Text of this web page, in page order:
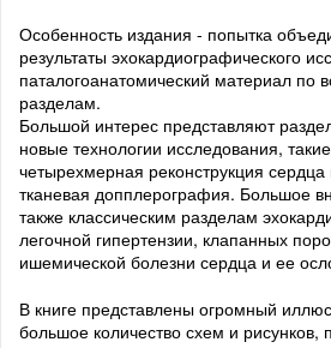
Особенность издания - попытка
результаты эхокардиографического
паталогоанатомический материал по
разделам.
Большой интерес представляют
новые технологии исследования,
четырехмерная реконструкция
тканевая допплерография. Большое
также классическим разделам
легочной гипертензии, клапанных
ишемической болезни сердца и ее
В книге представлены огромный
большое количество схем и